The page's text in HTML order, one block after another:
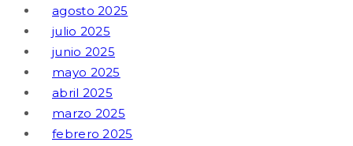
agosto 2025
julio 2025
junio 2025
mayo 2025
abril 2025
marzo 2025
febrero 2025